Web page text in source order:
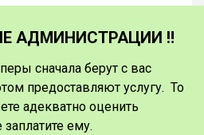
АДМИНИСТРАЦИИ ‼️
сначала берут с вас
предоставляют услугу. То
адекватно оценить
ему.